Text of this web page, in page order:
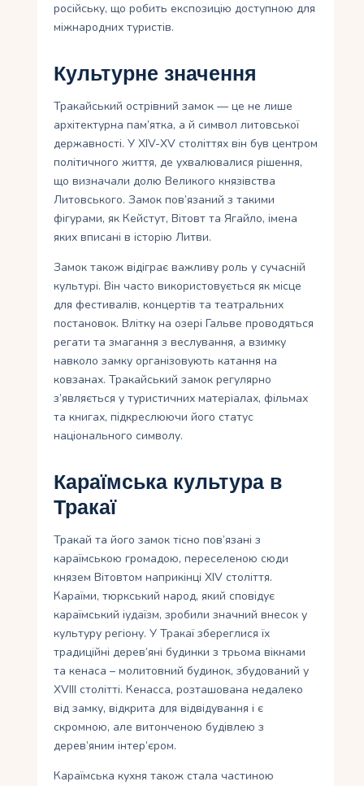
російську, що робить експозицію доступною для
міжнародних туристів.
Культурне значення
Тракайський острівний замок — це не лише
архітектурна пам’ятка, а й символ литовської
державності. У XIV-XV століттях він був центром
політичного життя, де ухвалювалися рішення,
що визначали долю Великого князівства
Литовського. Замок пов’язаний з такими
фігурами, як Кейстут, Вітовт та Ягайло, імена
яких вписані в історію Литви.
Замок також відіграє важливу роль у сучасній
культурі. Він часто використовується як місце
для фестивалів, концертів та театральних
постановок. Влітку на озері Гальве проводяться
регати та змагання з веслування, а взимку
навколо замку організовують катання на
ковзанах. Тракайський замок регулярно
з’являється у туристичних матеріалах, фільмах
та книгах, підкреслюючи його статус
національного символу.
Караїмська культура в
Тракаї
Тракай та його замок тісно пов’язані з
караїмською громадою, переселеною сюди
князем Вітовтом наприкінці XIV століття.
Караїми, тюркський народ, який сповідує
караїмський іудаїзм, зробили значний внесок у
культуру регіону. У Тракаї збереглися їх
традиційні дерев’яні будинки з трьома вікнами
та кенаса – молитовний будинок, збудований у
XVIII столітті. Кенасса, розташована недалеко
від замку, відкрита для відвідування і є
скромною, але витонченою будівлею з
дерев’яним інтер’єром.
Караїмська кухня також стала частиною